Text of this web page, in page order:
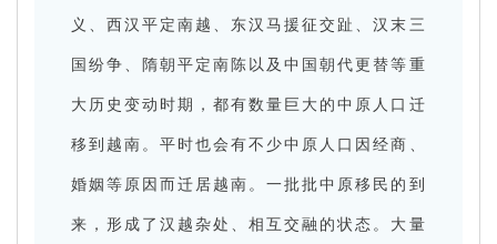
义、西汉平定南越、东汉马援征交趾、汉末三
国纷争、隋朝平定南陈以及中国朝代更替等重
大历史变动时期，都有数量巨大的中原人口迁
移到越南。平时也会有不少中原人口因经商、
婚姻等原因而迁居越南。一批批中原移民的到
来，形成了汉越杂处、相互交融的状态。大量